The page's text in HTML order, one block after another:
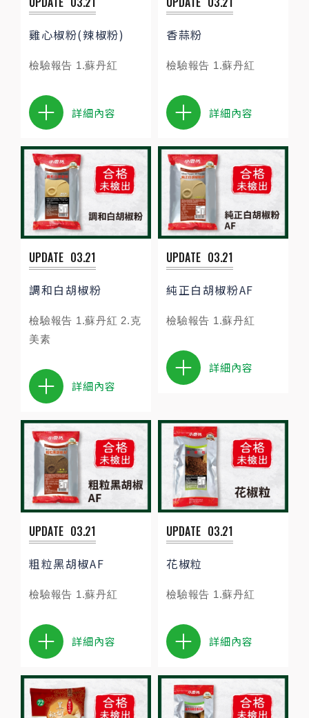
雞心椒粉(辣椒粉)
檢驗報告 1.蘇丹紅
詳細內容
香蒜粉
檢驗報告 1.蘇丹紅
詳細內容
UPDATE 03.21
調和白胡椒粉
檢驗報告 1.蘇丹紅 2.克
美素
詳細內容
UPDATE 03.21
純正白胡椒粉AF
檢驗報告 1.蘇丹紅
詳細內容
UPDATE 03.21
粗粒黑胡椒AF
檢驗報告 1.蘇丹紅
詳細內容
UPDATE 03.21
花椒粒
檢驗報告 1.蘇丹紅
詳細內容